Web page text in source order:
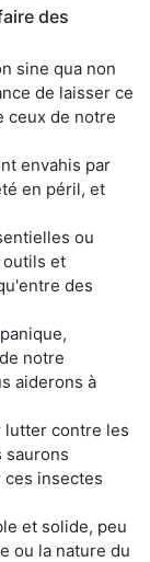
des
sine qua non
de laisser ce
ceux de notre
envahis par
en péril, et
ou
outils et
des
notre
aiderons à
lutter contre les
saurons
insectes
et solide, peu
ou la nature du